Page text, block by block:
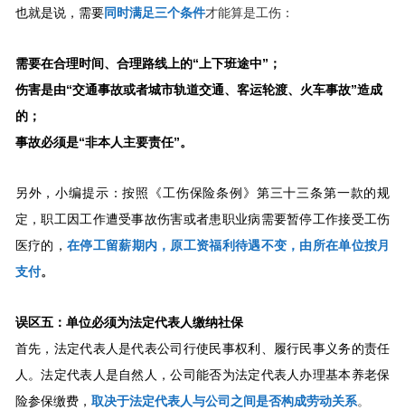
也就是说，需要同时满足三个条件才能算是工伤：
需要在合理时间、合理路线上的“上下班途中”；
伤害是由“交通事故或者城市轨道交通、客运轮渡、火车事故”造成
的；
事故必须是“非本人主要责任”。
另外，小编提示：按照《工伤保险条例》第三十三条第一款的规
定，职工因工作遭受事故伤害或者患职业病需要暂停工作接受工伤
医疗的， 在停工留薪期内，原工资福利待遇不变，由所在单位按月
支付。
误区五：单位必须为法定代表人缴纳社保
首先，法定代表人是代表公司行使民事权利、履行民事义务的责任
人。法定代表人是自然人，公司能否为法定代表人办理基本养老保
险参保缴费， 取决于法定代表人与公司之间是否构成劳动关系。